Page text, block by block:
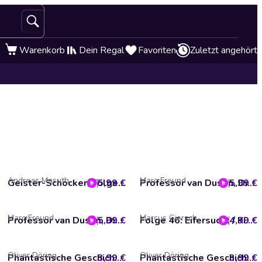
Warenkorb Dein Regal Favoriten Zuletzt angehört
Geister-Schocker, Folge 100: Der Fluch der Hungersteine
Andreas Masuth 5,99 € Professor van Dusen, Die neuen Fälle, Fall 30: Professor van Dusen auf Wolke sieben
Marc Freund 5,99 €
Professor van Dusen, Die neuen Fälle, Fall 26: Professor van Dusen bietet mehr
Marc Freund 5,99 € Folge 46: Eifersucht / Kindheitsträume (Das Original-Hörspiel zur TV-Serie)
Marcus Giersch 4,99 €
Phantastische Geschichten, Das Schiff, Teil 2
Oliver Döring 3,99 € Phantastische Geschichten, Das Schiff, Teil 1
Oliver Döring 3,99 €